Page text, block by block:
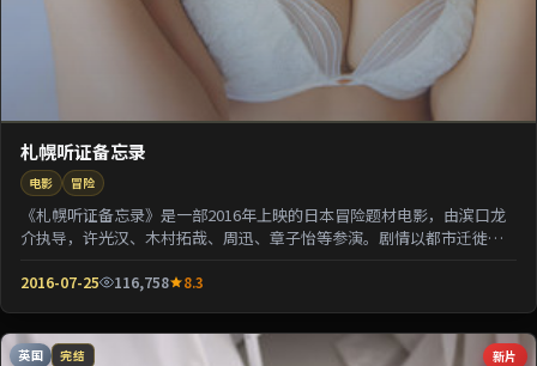
札幌听证备忘录
电影 冒险
《札幌听证备忘录》是一部2016年上映的日本冒险题材电影，由滨口龙
介执导，许光汉、木村拓哉、周迅、章子怡等参演。剧情以都市迁徙为
2016-07-25 116,758 8.3
新片
英国 完结